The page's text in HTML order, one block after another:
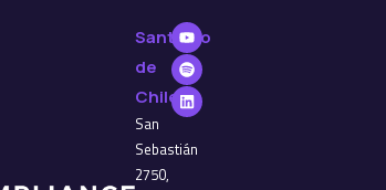
Santiago
de
Chile
San
Sebastián
2750,